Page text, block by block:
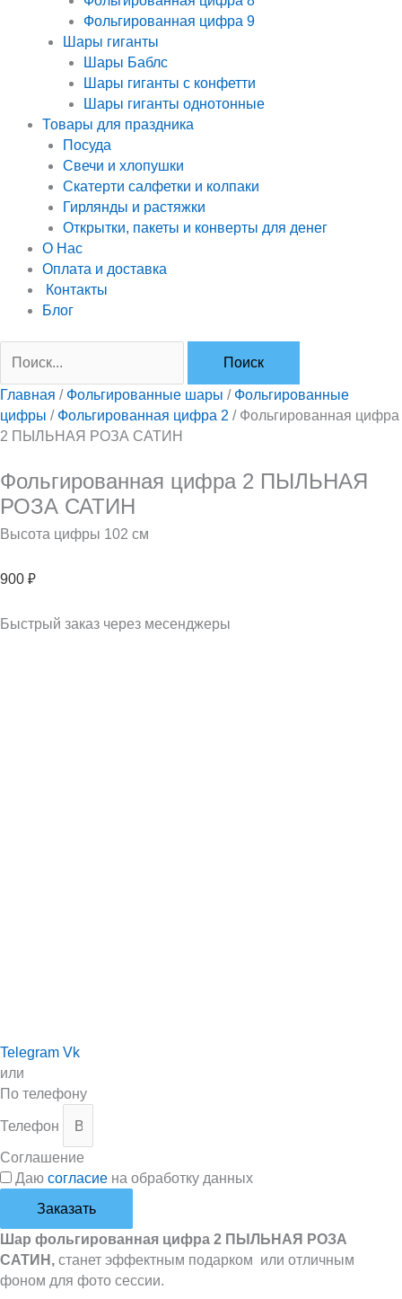
Фольгированная цифра 9
Шары гиганты
Шары Баблс
Шары гиганты с конфетти
Шары гиганты однотонные
Товары для праздника
Посуда
Свечи и хлопушки
Скатерти салфетки и колпаки
Гирлянды и растяжки
Открытки, пакеты и конверты для денег
О Нас
Оплата и доставка
Контакты
Блог
Главная / Фольгированные шары / Фольгированные
цифры / Фольгированная цифра 2 / Фольгированная цифра
2 ПЫЛЬНАЯ РОЗА САТИН
Фольгированная цифра 2 ПЫЛЬНАЯ
РОЗА САТИН
Высота цифры 102 см
900 ₽
Быстрый заказ через месенджеры
Telegram Vk
или
По телефону
Телефон
Соглашение
Даю согласие на обработку данных
Заказать
Шар фольгированная цифра 2 ПЫЛЬНАЯ РОЗА
САТИН, станет эффектным подарком или отличным
фоном для фото сессии.